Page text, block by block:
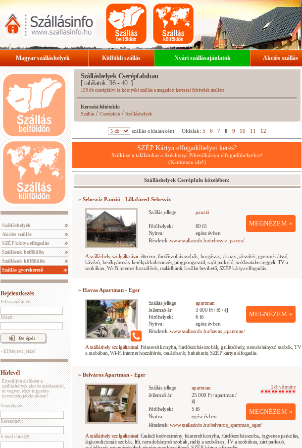
Magyar szálláshelyek Külföldi szállás Nyári szállásajánlatok Akciós szállás
Szálláshelyek
Akciós szállás
SZÉP kártya elfogadás
Szállások belföldön
Szállások külföldön
Szállás gyorskereső
Bejelentkezés
Felhasználónév:
Jelszó:
» Elfelejtett jelszó
Hírlevél
Értesüljön elsőként a
szálláshelyek akciós ajánlatairól,
és vegyen részt ingyenes
nyereményjátékunkban!
Vezetéknév:
Keresztnév:
E-mail cím (@):
Szálláshelyek Cserépfaluban
[ találatok: 36 - 40. ]
199 db cserépfalvi és környéki szállás a megadott keresési feltételek mellett
Keresési feltételek:
Szállás/ Cserépfalu/Szálláshelyek
szállás oldalanként Oldalak: 5 6 7 8 9 10 11 12
SZÉP Kártya elfogadóhelyet keres?
Szűkítse a találatokat a Széchenyi Pihenőkártya elfogadóhelyekre!
(Kattintson ide!)
Szálláshelyek Cserépfalu közelében:
» Sebesvíz Panzió - Lillafüred-Sebesvíz
Szállás jellege: panzió
MEGNÉZEM »
Férőhelyek:
60 fő
Nyitva:
egész évben
Részletek: www.szallasinfo.hu/sebesviz_panzio/
A szálláshely szolgáltatásai: étterem, fürdőszobás szobák, horgászat, jakuzzi, játszótér, gyermekjátszó,
kávézó, kerékpározás, kerékpárkölcsönzés, pingpongasztal, saját parkoló, svédasztalos reggeli, TV a
szobában, Wi-Fi internet hozzáférés, családbarát, kisállat bevihető, SZÉP kártya elfogadás.
» Havas Apartman - Eger
Szállás jellege: apartman
MEGNÉZEM »
Jellemző ár:
3 000 Ft / fő / éj
Férőhelyek:
6 fő
Nyitva:
egész évben
Részletek: www.szallasinfo.hu/havas_apartman/
A szálláshely szolgáltatásai: Felszerelt konyha, fürdőszobás szobák, grillezőhely, nemdohányzó szobák, TV
a szobában, Wi-Fi internet hozzáférés, családbarát, bababarát, SZÉP kártya elfogadás.
» Belváros Apartman - Eger
Szállás jellege: apartman 2 db vélemény
MEGNÉZEM »
Jellemző ár:
25 000 Ft / apartman /
éj
Férőhelyek:
5 fő
Nyitva:
egész évben
Részletek: www.szallasinfo.hu/belvaros_apartman_eger/
A szálláshely szolgáltatásai: Családi kedvezmény, felszerelt konyha, fürdőszobás szoba, ingyenes parkolás,
légkondicionált szobák, lift, nemdohányzó szobák, rádió a szobában, TV a szobában, zárt parkoló,